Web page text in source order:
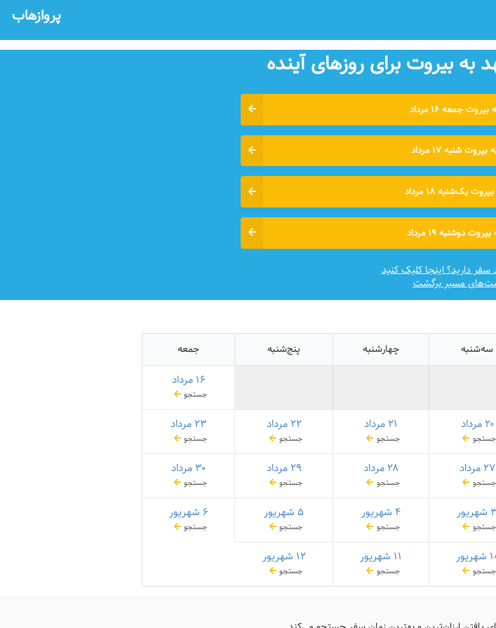
پروازهاب
بیروت برای روزهای آينده
دارید؟ اینجا کلیک کنید
مسیر برگشت
سه‌شنبه چهارشنبه پنج‌شنبه جمعه
۱۶ مرداد
جستجو
۲۰ مرداد
جستجو
۲۱ مرداد
جستجو
۲۲ مرداد
جستجو
۲۳ مرداد
جستجو
۲۷ مرداد
جستجو
۲۸ مرداد
جستجو
۲۹ مرداد
جستجو
۳۰ مرداد
جستجو
۳ شهریور
جستجو
۴ شهریور
جستجو
۵ شهریور
جستجو
۶ شهریور
جستجو
جستجو
۱۱ شهریور
جستجو
۱۲ شهریور
جستجو